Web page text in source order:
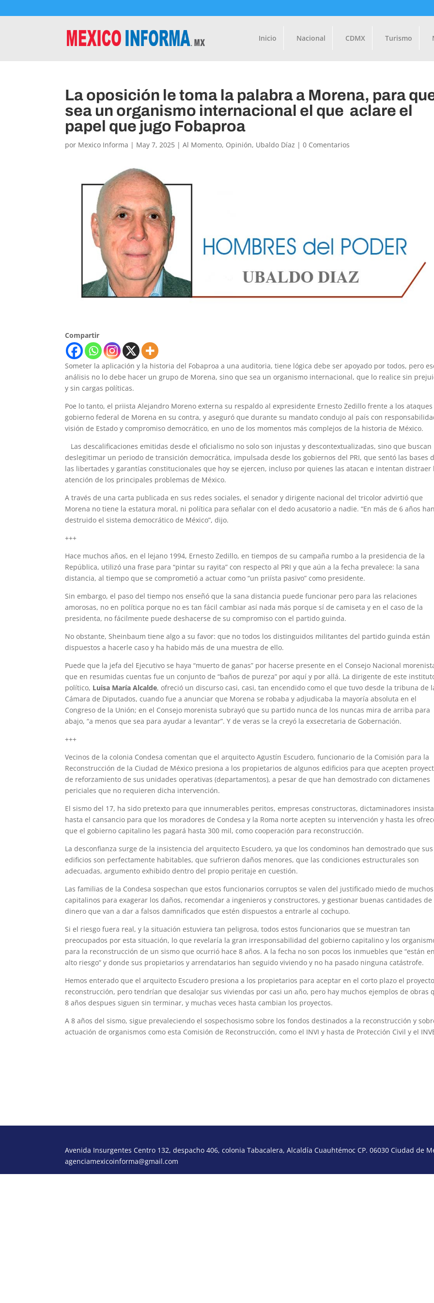
Inicio Nacional CDMX Turismo
La oposición le toma la palabra a Morena, para
sea un organismo internacional el que aclare el
papel que jugo Fobaproa
por Mexico Informa | May 7, 2025 |Al Momento, Opinión, Ubaldo Díaz |0 Comentarios
Compartir
Someter la aplicación y la historia del Fobaproa a una auditoria, tiene lógica debe ser apoyado por todos, pero
análisis no lo debe hacer un grupo de Morena, sino que sea un organismo internacional, que lo realice sin
y sin cargas políticas.
Poe lo tanto, el priista Alejandro Moreno externa su respaldo al expresidente Ernesto Zedillo frente a los ataques
gobierno federal de Morena en su contra, y aseguró que durante su mandato condujo al país con
visión de Estado y compromiso democrático, en uno de los momentos más complejos de la historia de México.
Las descalificaciones emitidas desde el oficialismo no solo son injustas y descontextualizadas, sino que buscan
deslegitimar un periodo de transición democrática, impulsada desde los gobiernos del PRI, que sentó las bases
las libertades y garantías constitucionales que hoy se ejercen, incluso por quienes las atacan e intentan distraer
atención de los principales problemas de México.
A través de una carta publicada en sus redes sociales, el senador y dirigente nacional del tricolor advirtió que
Morena no tiene la estatura moral, ni política para señalar con el dedo acusatorio a nadie. “En más de 6 años han
destruido el sistema democrático de México”, dijo.
+++
Hace muchos años, en el lejano 1994, Ernesto Zedillo, en tiempos de su campaña rumbo a la presidencia de la
República, utilizó una frase para “pintar su rayita” con respecto al PRI y que aún a la fecha prevalece: la sana
distancia, al tiempo que se comprometió a actuar como “un priísta pasivo” como presidente.
Sin embargo, el paso del tiempo nos enseñó que la sana distancia puede funcionar pero para las relaciones
amorosas, no en política porque no es tan fácil cambiar así nada más porque sí de camiseta y en el caso de la
presidenta, no fácilmente puede deshacerse de su compromiso con el partido guinda.
No obstante, Sheinbaum tiene algo a su favor: que no todos los distinguidos militantes del partido guinda están
dispuestos a hacerle caso y ha habido más de una muestra de ello.
Puede que la jefa del Ejecutivo se haya “muerto de ganas” por hacerse presente en el Consejo Nacional
que en resumidas cuentas fue un conjunto de “baños de pureza” por aquí y por allá. La dirigente de este
político, Luisa María Alcalde, ofreció un discurso casi, casi, tan encendido como el que tuvo desde la tribuna de
Cámara de Diputados, cuando fue a anunciar que Morena se robaba y adjudicaba la mayoría absoluta en el
Congreso de la Unión; en el Consejo morenista subrayó que su partido nunca de los nuncas mira de arriba para
abajo, “a menos que sea para ayudar a levantar”. Y de veras se la creyó la exsecretaria de Gobernación.
+++
Vecinos de la colonia Condesa comentan que el arquitecto Agustín Escudero, funcionario de la Comisión para la
Reconstrucción de la Ciudad de México presiona a los propietarios de algunos edificios para que acepten
de reforzamiento de sus unidades operativas (departamentos), a pesar de que han demostrado con dictamenes
periciales que no requieren dicha intervención.
El sismo del 17, ha sido pretexto para que innumerables peritos, empresas constructoras, dictaminadores
hasta el cansancio para que los moradores de Condesa y la Roma norte acepten su intervención y hasta les
que el gobierno capitalino les pagará hasta 300 mil, como cooperación para reconstrucción.
La desconfianza surge de la insistencia del arquitecto Escudero, ya que los condominos han demostrado que sus
edificios son perfectamente habitables, que sufrieron daños menores, que las condiciones estructurales son
adecuadas, argumento exhibido dentro del propio peritaje en cuestión.
Las familias de la Condesa sospechan que estos funcionarios corruptos se valen del justificado miedo de muchos
capitalinos para exagerar los daños, recomendar a ingenieros y constructores, y gestionar buenas cantidades de
dinero que van a dar a falsos damnificados que estén dispuestos a entrarle al cochupo.
Si el riesgo fuera real, y la situación estuviera tan peligrosa, todos estos funcionarios que se muestran tan
preocupados por esta situación, lo que revelaría la gran irresponsabilidad del gobierno capitalino y los
para la reconstrucción de un sismo que ocurrió hace 8 años. A la fecha no son pocos los inmuebles que “están en
alto riesgo” y donde sus propietarios y arrendatarios han seguido viviendo y no ha pasado ninguna catástrofe.
Hemos enterado que el arquitecto Escudero presiona a los propietarios para aceptar en el corto plazo el
reconstrucción, pero tendrían que desalojar sus viviendas por casi un año, pero hay muchos ejemplos de obras
8 años despues siguen sin terminar, y muchas veces hasta cambian los proyectos.
A 8 años del sismo, sigue prevaleciendo el sospechosismo sobre los fondos destinados a la reconstrucción y
actuación de organismos como esta Comisión de Reconstrucción, como el INVI y hasta de Protección Civil y el
Avenida Insurgentes Centro 132, despacho 406, colonia Tabacalera, Alcaldía Cuauhtémoc CP. 06030 Ciudad de
agenciamexicoinforma@gmail.com